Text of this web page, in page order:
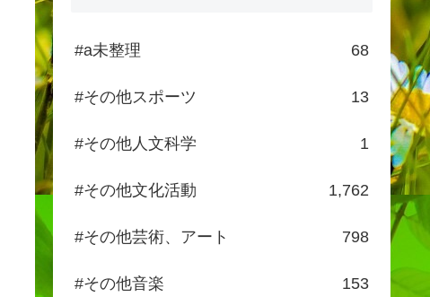
#a未整理 68
#その他スポーツ 13
#その他人文科学 1
#その他文化活動 1,762
#その他芸術、アート 798
#その他音楽 153